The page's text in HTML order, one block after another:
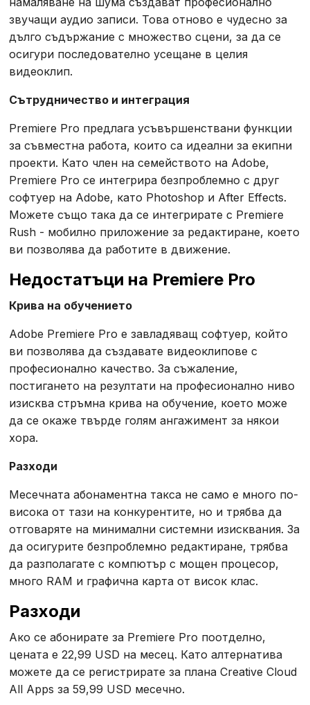
звучащи аудио записи. Това отново е чудесно за
дълго съдържание с множество сцени, за да се
осигури последователно усещане в целия
видеоклип.
Сътрудничество и интеграция
Premiere Pro предлага усъвършенствани функции
за съвместна работа, които са идеални за екипни
проекти. Като член на семейството на Adobe,
Premiere Pro се интегрира безпроблемно с друг
софтуер на Adobe, като Photoshop и After Effects.
Можете също така да се интегрирате с Premiere
Rush - мобилно приложение за редактиране, което
ви позволява да работите в движение.
Недостатъци на Premiere Pro
Крива на обучението
Adobe Premiere Pro е завладяващ софтуер, който
ви позволява да създавате видеоклипове с
професионално качество. За съжаление,
постигането на резултати на професионално ниво
изисква стръмна крива на обучение, което може
да се окаже твърде голям ангажимент за някои
хора.
Разходи
Месечната абонаментна такса не само е много по-
висока от тази на конкурентите, но и трябва да
отговаряте на минимални системни изисквания. За
да осигурите безпроблемно редактиране, трябва
да разполагате с компютър с мощен процесор,
много RAM и графична карта от висок клас.
Разходи
Ако се абонирате за Premiere Pro поотделно,
цената е 22,99 USD на месец. Като алтернатива
можете да се регистрирате за плана Creative Cloud
All Apps за 59,99 USD месечно.